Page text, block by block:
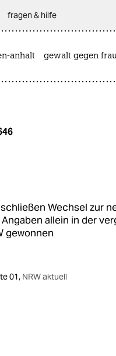
fragen & hilfe
anhalt gewalt gegen
Wechsel zur
allein in der
gewonnen
01, NRW aktuell